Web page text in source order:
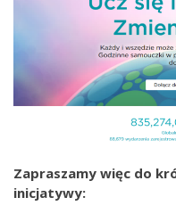
Zapraszamy więc do
inicjatywy: